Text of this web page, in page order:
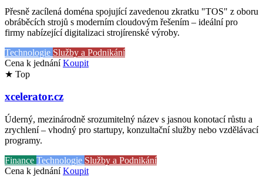
Přesně zacílená doména spojující zavedenou zkratku "TOS" z oboru
obráběcích strojů s moderním cloudovým řešením – ideální pro
firmy nabízející digitalizaci strojírenské výroby.
Technologie Služby a Podnikání
Cena k jednání Koupit
★ Top
xcelerator.cz
Úderný, mezinárodně srozumitelný název s jasnou konotací růstu a
zrychlení – vhodný pro startupy, konzultační služby nebo vzdělávací
programy.
Finance Technologie Služby a Podnikání
Cena k jednání Koupit